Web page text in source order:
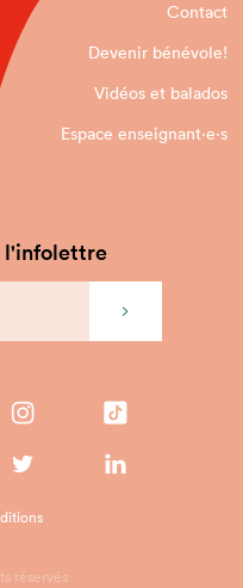
Contact
Devenir bénévole!
Vidéos et balados
Espace enseignant·e⋅s
l'infolettre
réservés